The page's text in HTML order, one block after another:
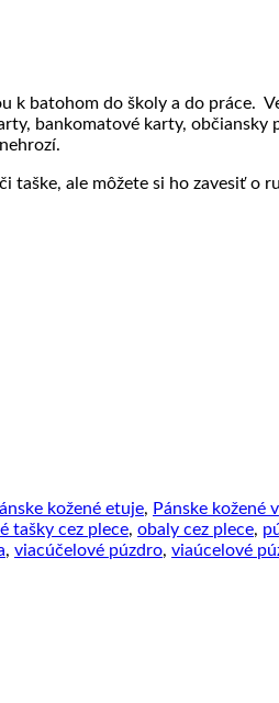
k batohom do školy a do práce.
bankomatové karty, občiansky
taške, ale môžete si ho zavesiť o
kožené etuje, Pánske kožené
tašky cez plece, obaly cez plece,
, viacúčelové púzdro, viaúcelové